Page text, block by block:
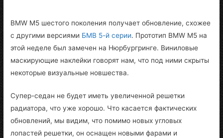
BMW M5 шестого поколения получает обновление, схожее
с другими версиями БМВ 5-й серии. Прототип BMW M5 на
этой неделе был замечен на Нюрбургринге. Виниловые
маскирующие наклейки говорят нам, что под ними скрыты
некоторые визуальные новшества.
Супер-седан не будет иметь увеличенной решетки
радиатора, что уже хорошо. Что касается фактических
обновлений, мы видим, что помимо новых угловых
лопастей решетки, он оснащен новыми фарами и